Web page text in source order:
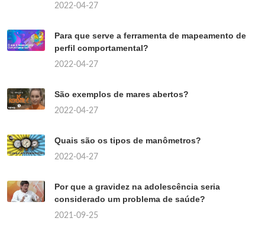
2022-04-27
Para que serve a ferramenta de mapeamento de
perfil comportamental?
2022-04-27
São exemplos de mares abertos?
2022-04-27
Quais são os tipos de manômetros?
2022-04-27
Por que a gravidez na adolescência seria
considerado um problema de saúde?
2021-09-25